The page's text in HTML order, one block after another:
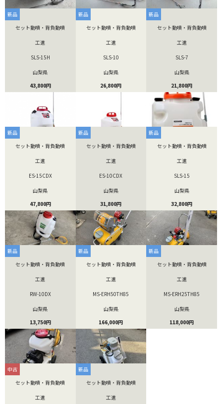
新品
セット動噴・背負動噴
工進
SLS-15H
山梨県
43,800円
新品
セット動噴・背負動噴
工進
SLS-10
山梨県
26,800円
新品
セット動噴・背負動噴
工進
SLS-7
山梨県
21,800円
新品
セット動噴・背負動噴
工進
ES-15CDX
山梨県
47,800円
新品
セット動噴・背負動噴
工進
ES-10CDX
山梨県
31,800円
新品
セット動噴・背負動噴
工進
SLS-15
山梨県
32,800円
新品
セット動噴・背負動噴
工進
RW-10DX
山梨県
13,750円
新品
セット動噴・背負動噴
工進
MS-ERH50TH85
山梨県
166,000円
新品
セット動噴・背負動噴
工進
MS-ERH25TH85
山梨県
118,000円
中古
セット動噴・背負動噴
工進
新品
セット動噴・背負動噴
工進